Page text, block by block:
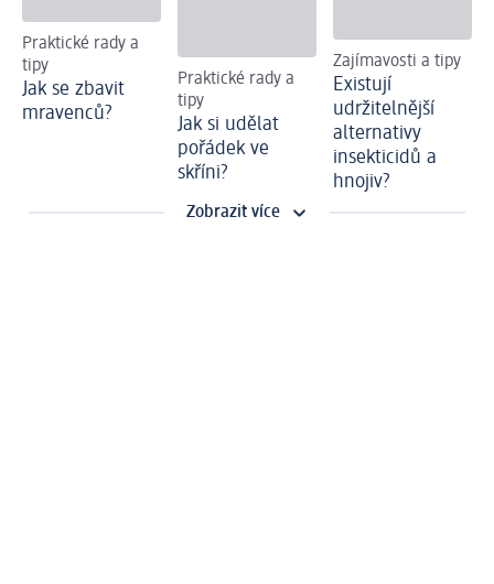
Praktické rady a
tipy
Jak se zbavit
mravenců?
Praktické rady a
tipy
Jak si udělat
pořádek ve
skříni?
Zajímavosti a tipy
Existují
udržitelnější
alternativy
insekticidů a
hnojiv?
Zobrazit více